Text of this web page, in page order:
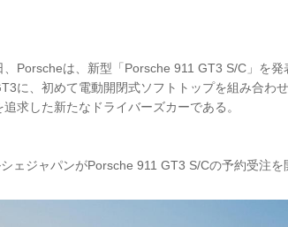
、Porscheは、新型「Porsche 911 GT3 S/C」を
に、初めて電動開閉式ソフトトップを組み合わ
求した新たなドライバーズカーである。
ェジャパンがPorsche 911 GT3 S/Cの予約受注を